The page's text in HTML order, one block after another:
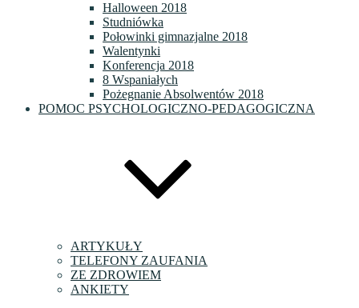
Halloween 2018
Studniówka
Połowinki gimnazjalne 2018
Walentynki
Konferencja 2018
8 Wspaniałych
Pożegnanie Absolwentów 2018
POMOC PSYCHOLOGICZNO-PEDAGOGICZNA
ARTYKUŁY
TELEFONY ZAUFANIA
ZE ZDROWIEM
ANKIETY